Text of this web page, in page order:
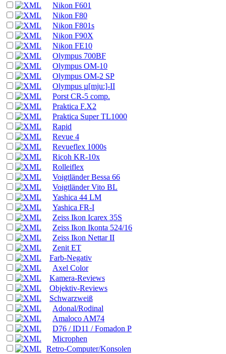
Nikon F601
Nikon F80
Nikon F801s
Nikon F90X
Nikon FE10
Olympus 700BF
Olympus OM-10
Olympus OM-2 SP
Olympus µ[mju:]-II
Porst CR-5 comp.
Praktica F.X2
Praktica Super TL1000
Rapid
Revue 4
Revueflex 1000s
Ricoh KR-10x
Rolleiflex
Voigtländer Bessa 66
Voigtländer Vito BL
Yashica 44 LM
Yashica FR-I
Zeiss Ikon Icarex 35S
Zeiss Ikon Ikonta 524/16
Zeiss Ikon Nettar II
Zenit ET
Farb-Negativ
Axel Color
Kamera-Reviews
Objektiv-Reviews
Schwarzweiß
Adonal/Rodinal
Amaloco AM74
D76 / ID11 / Fomadon P
Microphen
Retro-Computer/Konsolen